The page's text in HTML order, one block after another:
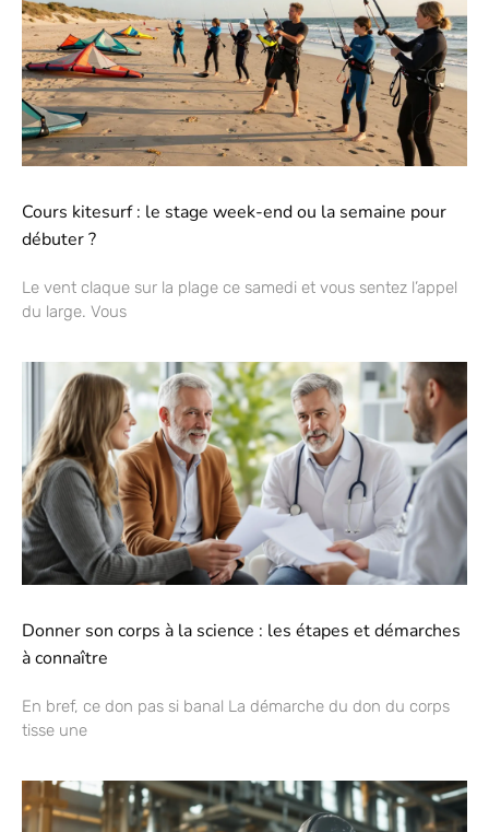
Cours kitesurf : le stage week-end ou la semaine pour
débuter ?
Le vent claque sur la plage ce samedi et vous sentez l’appel
du large. Vous
Donner son corps à la science : les étapes et démarches
à connaître
En bref, ce don pas si banal La démarche du don du corps
tisse une